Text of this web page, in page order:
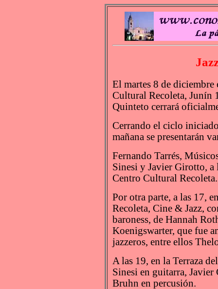
El martes 8 de diciembre
Cultural Recoleta, Junín
Quinteto cerrará
Cerrando el ciclo
mañana se presentarán
Fernando Tarrés,
Sinesi y Javier Girotto,
Centro Cultural Recoleta.
Por otra parte, a las 17,
Recoleta, Cine & Jazz,
baroness, de Hannah
Koenigswarter, que fue
jazzeros, entre ellos
A las 19, en la Terraza
Sinesi en guitarra,
Bruhn en percusión.